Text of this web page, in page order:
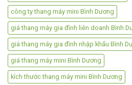
công ty thang máy mini Bình Dương
giá thang máy gia đình liên doanh Bình
giá thang máy gia đình nhập khẩu Bình
giá thang máy mini Bình Dương
kích thước thang máy mini Bình Dương